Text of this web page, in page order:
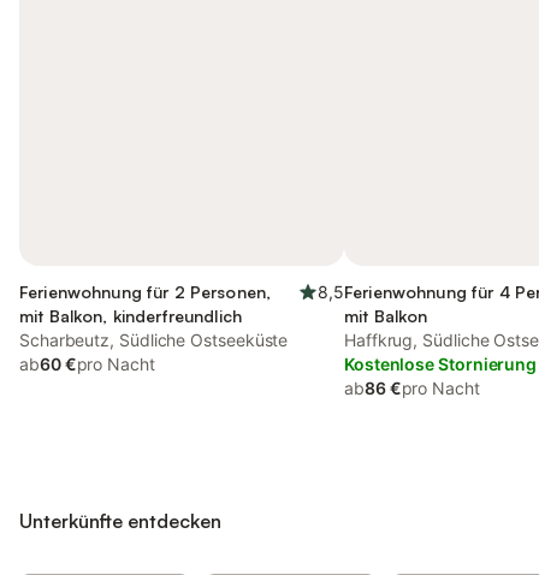
Ferienwohnung für 2 Personen,
mit Balkon, kinderfreundlich
8,5
Scharbeutz, Südliche Ostseeküste
ab60 €pro Nacht
Ferienwohnung für 4
mit Balkon
Haffkrug, Südliche
Kostenlose Stornierung
ab86 €pro Nacht
Unterkünfte entdecken